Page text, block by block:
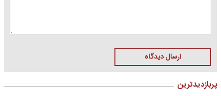
ارسال دیدگاه
پربازدیدترین